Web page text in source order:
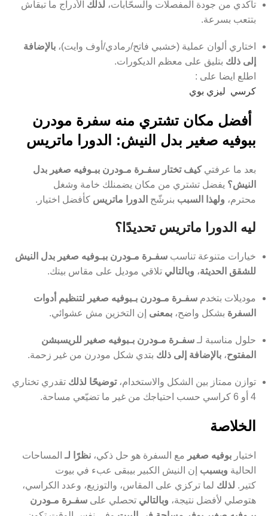
تأكدي من جودة المفصلات والسحّابات، لذلك الأدراج ما تبقاش
بتتعب بسرعة.
اختاري ألوان عملية (خشبي فاتح/رمادي/أوف وايت)، بالإضافة
إلى ذلك بتليق على معظم الديكورات.
اطلع ايضا على :
كرسي ليزي بوي
أفضل مكان تشتري منه سفرة مودرن
ببوفيه صغير بدل النيش: الدورا ماتريس
بعد ما عرفتيكيف تختار سفـرة مـودرن ببـوفيه صغير بدل
النيش؟ يفضل تشتري من مكان يضمنلك خامة وشغل
محترم، ولهذا السبب بنرشّح الدورا ماتريس كأفضل اختيار.
ليه الدورا ماتريس تحديدًا؟
خيارات متنوعة تناسب سفـرة مـودرن ببـوفيه صغير بدل النيش
للشقق الحديثة، وبالتالي تلاقي موديل على مقاس بيتك.
موديلات بتخدم سفـرة مـودرن بـبوفيه صغير لتنظيم أدوات
السفرة بشكل واضح، بمعنى إن التخزين مش عشوائي.
حلول مناسبة لـ سفـرة مـودرن بـبوفيه صغير للريسبشن
المفتوح، بالإضافة إلى ذلك بتدي شكل مودرن من غير زحمة.
توازن ممتاز بين الشكل والاستخدام،توضيحًا لذلك تقدري تختاري
4 أو 6 كراسي حسب احتياجك من غير ما تضيّعي مساحة.
الخلاصة
اختيار بوفيه صغير مع السفرة هو حل ذكي، نظرًا لـ المساحات
الحالية وبسبب إن النيش الكبير بيبقى عبء في بيوت
كتير. لذلك لما تركزي على المقاس، والتوزيع، وعدد الكراسي،
هتوصلي لأفضل نتيجة، وبالتالي تحصلي على سفـرة مـودرن